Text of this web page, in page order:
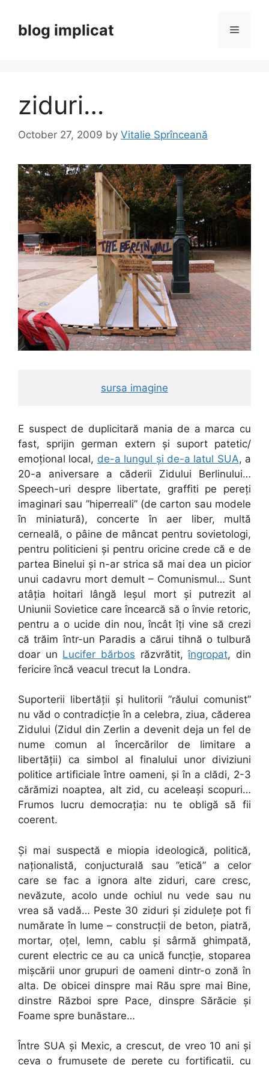
contentblog implicat Menu
ziduri…
October 27, 2009 by Vitalie Sprînceană
sursa imagine
E suspect de duplicitară mania de a marca cu
fast, sprijin german extern și suport patetic/
emoțional local, de-a lungul și de-a latul SUA, a
20-a aniversare a căderii Zidului Berlinului…
Speech-uri despre libertate, graffiti pe pereți
imaginari sau ”hiperreali” (de carton sau modele
în miniatură), concerte în aer liber, multă
cerneală, o pâine de mâncat pentru sovietologi,
pentru politicieni și pentru oricine crede că e de
partea Binelui și n-ar strica să mai dea un picior
unui cadavru mort demult – Comunismul… Sunt
atâția hoitari lângă leșul mort și putrezit al
Uniunii Sovietice care încearcă să o învie retoric,
pentru a o ucide din nou, încât îți vine să crezi
că trăim într-un Paradis a cărui tihnă o tulbură
doar un Lucifer bărbos răzvrătit,îngropat, din
fericire încă veacul trecut la Londra.
Suporterii libertății și hulitorii ”răului comunist”
nu văd o contradicție în a celebra, ziua, căderea
Zidului (Zidul din Zerlin a devenit deja un fel de
nume comun al încercărilor de limitare a
libertății) ca simbol al finalului unor diviziuni
politice artificiale între oameni, și în a clădi, 2-3
cărămizi noaptea, alt zid, cu aceleași scopuri…
Frumos lucru democrația: nu te obligă să fii
coerent.
Și mai suspectă e miopia ideologică, politică,
naționalistă, conjucturală sau ”etică” a celor
care se fac a ignora alte ziduri, care cresc,
nevăzute, acolo unde ochiul nu vede sau nu
vrea să vadă… Peste 30 ziduri și zidulețe pot fi
numărate în lume – construcții de beton, piatră,
mortar, oțel, lemn, cablu și sârmă ghimpată,
curent electric ce au ca unică funcție, stoparea
mișcării unor grupuri de oameni dintr-o zonă în
alta. De obicei dinspre mai Rău spre mai Bine,
dinstre Război spre Pace, dinspre Sărăcie și
Foame spre bunăstare…
Între SUA și Mexic, a crescut, de vreo 10 ani și
ceva o frumusețe de perete cu fortificații, cu